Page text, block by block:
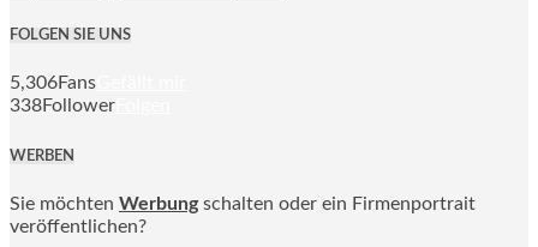
FOLGEN SIE UNS
5,306Fans
338Follower
WERBEN
Sie möchten Werbung schalten oder ein Firmenportrait
veröffentlichen?